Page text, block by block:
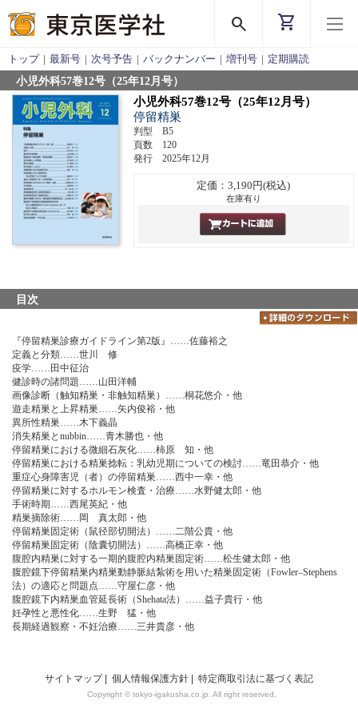
search shopping_cart
トップ | 最新号 | 次号予告 | バックナンバー | 増刊号 | 定期購読
小児外科57巻12号（25年12月号）
小児外科57巻12号（25年12月号）
停留精巣
判型 B5
頁数 120
発行 2025年12月
定価：3,190円(税込)
在庫有り
目次
『停留精巣診療ガイドライン第2版』……佐藤裕之
定義と分類……世川 修
疫学……田中征治
健診時の諸問題……山田洋輔
画像診断（触知精巣・非触知精巣）……桐花悠介・他
遊走精巣と上昇精巣……矢内俊裕・他
異所性精巣……木下義晶
消失精巣とnubbin……青木勝也・他
停留精巣における微細石灰化……柿原 知・他
停留精巣における精巣捻転：乳幼児期についての検討……竜田恭介・他
重症心身障害児（者）の停留精巣……西中一幸・他
停留精巣に対するホルモン検査・治療……水野健太郎・他
手術時期……西尾英紀・他
精巣摘除術……岡 真太郎・他
停留精巣固定術（鼠径部切開法）……二階公貴・他
停留精巣固定術（陰囊切開法）……高橋正幸・他
腹腔内精巣に対する一期的腹腔内精巣固定術……松生健太郎・他
腹腔鏡下停留精巣内精巣動静脈結紮術を用いた精巣固定術（Fowler‒Stephens
法）の適応と問題点……守屋仁彦・他
腹腔鏡下内精巣血管延長術（Shehata法）……益子貴行・他
妊孕性と悪性化……生野 猛・他
長期経過観察・不妊治療……三井貴彦・他
サイトマップ| 個人情報保護方針 特定商取引法に基づく表記
Copyright © tokyo-igakusha.co.jp. All right reserved.